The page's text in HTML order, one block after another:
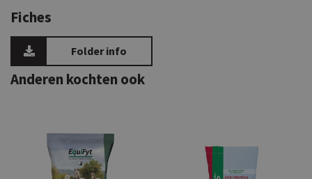
Fiches
Folder info
Anderen kochten ook